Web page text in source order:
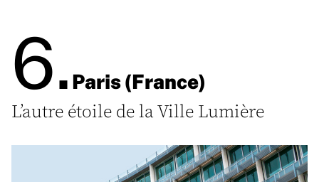
6.Paris (France)
L’autre étoile de la Ville Lumière